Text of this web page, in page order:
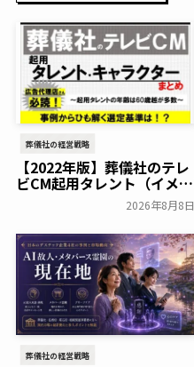
葬儀社の経営戦略
【2022年版】葬儀社のテレ
ビCM起用タレント（イメー
ジキャラクター）まとめ
2026年8月8日
葬儀社の経営戦略